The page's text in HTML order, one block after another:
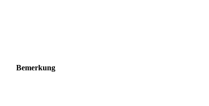
Bemerkung